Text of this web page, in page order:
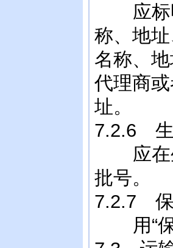
应标明
称、地
名称、
代理商
址。
7.2.6 生
应在生
批号。
7.2.7
用“保